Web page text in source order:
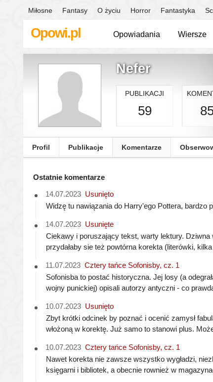
Miłosne Fantasy O życiu Horror Fantastyka
Opowi.pl Opowiadania Wiersze
Nefer
PUBLIKACJI
59
Profil Publikacje Komentarze
Ostatnie komentarze
14.07.2023 Usunięto
Widzę tu nawiązania do Harry'ego Pottera, bardzo
14.07.2023 Usunięte
Ciekawy i poruszający tekst, warty lektury.
przydałaby sie też powtórna korekta (literówki,
11.07.2023 Cztery tańce Sofonisby, cz. 1
Sofonisba to postać historyczna. Jej losy (a
wojny punickiej) opisali autorzy antyczni - co
10.07.2023 Usunięto
Zbyt krótki odcinek by poznać i ocenić zamysł
włożoną w korektę. Już samo to stanowi plus.
10.07.2023 Cztery tańce Sofonisby, cz. 1
Nawet korekta nie zawsze wszystko wygładzi,
księgarni i bibliotek, a obecnie rownież w